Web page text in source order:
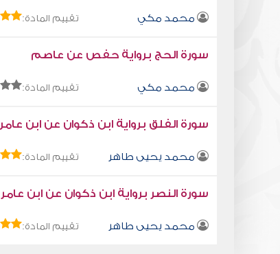
محمد مكي تقييم المادة:
سورة الحج برواية حفص عن عاصم
محمد مكي تقييم المادة:
سورة الفلق برواية ابن ذكوان عن ابن عامر
محمد يحيى طاهر تقييم المادة:
سورة النصر برواية ابن ذكوان عن ابن عامر
محمد يحيى طاهر تقييم المادة: